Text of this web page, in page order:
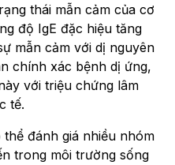
thái mẫn cảm của cơ
độ IgE đặc hiệu tăng
mẫn cảm với dị nguyên
chính xác bệnh dị ứng,
với triệu chứng lâm
tế.
đánh giá nhiều nhóm
trong môi trường sống